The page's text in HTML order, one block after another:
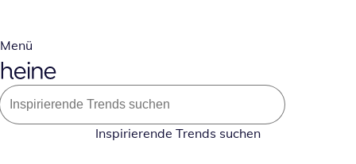
Menü
Inspirierende Trends suchen